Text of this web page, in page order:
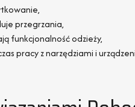
przegrzania,
funkcjonalność odzieży,
pracy z narzędziami i